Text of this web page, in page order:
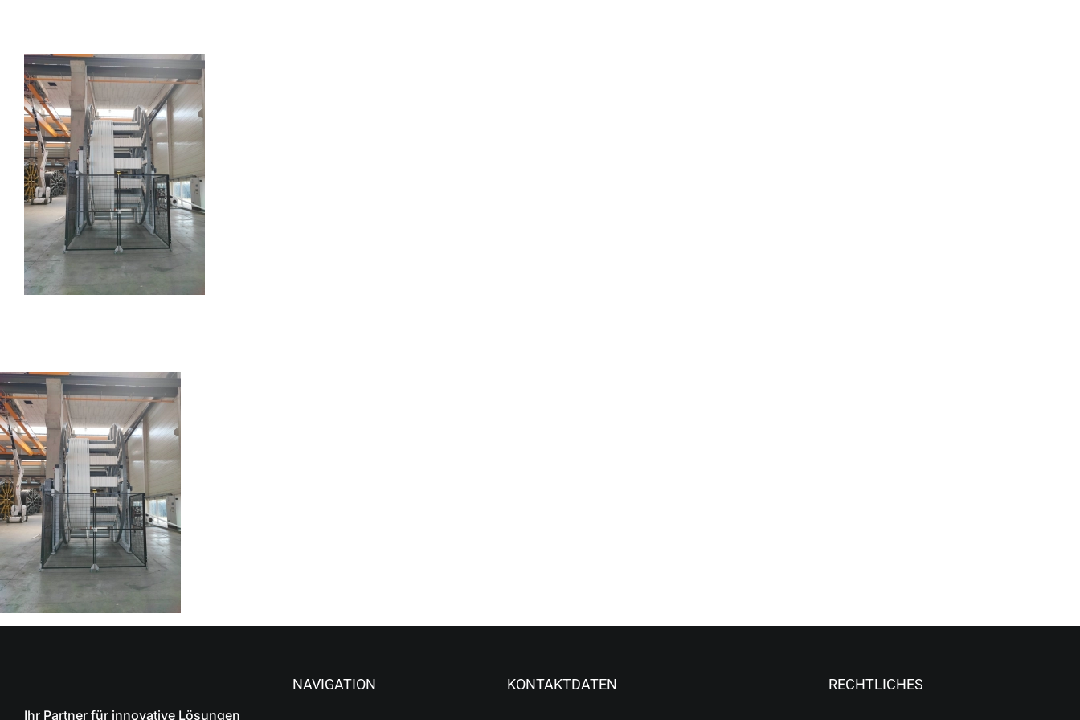
Ihr Partner für innovative Lösungen
NAVIGATION KONTAKTDATEN RECHTLICHES